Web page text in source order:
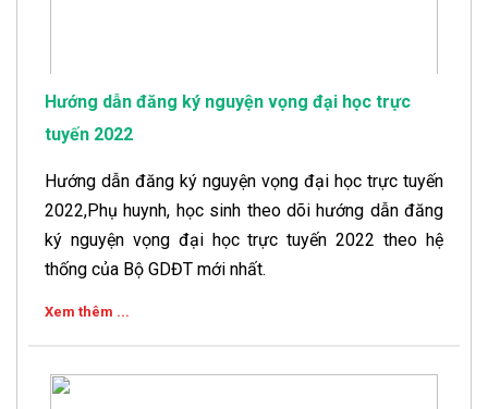
Hướng dẫn đăng ký nguyện vọng đại học trực
tuyến 2022
Hướng dẫn đăng ký nguyện vọng đại học trực tuyến
2022,Phụ huynh, học sinh theo dõi hướng dẫn đăng
ký nguyện vọng đại học trực tuyến 2022 theo hệ
thống của Bộ GDĐT mới nhất.
Xem thêm ...